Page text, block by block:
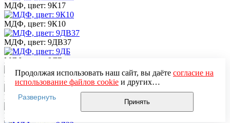
МДФ, цвет: 9К17
МДФ, цвет: 9К10
МДФ, цвет: 9ДВ37
МДФ, цвет: 9ДБ
МДФ, цвет: 9Д44
МДФ, цвет: 9Д40
МДФ, цвет: 9Д37
Продолжая использовать наш сайт, вы даёте согласие на
использование файлов cookieи других
пользовательских данных (включая IP-адрес, сведения о
местоположении, устройстве, действиях на сайте и т. п.)
для функционирования сайта, проведения
Развернуть
Принять